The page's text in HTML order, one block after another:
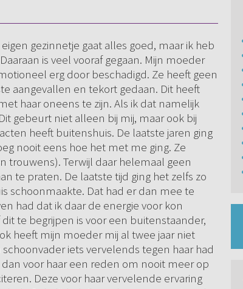
gezinnetje gaat alles goed, maar ik heb
is veel vooraf gegaan. Mijn moeder
erg door beschadigd. Ze heeft geen
aangevallen en tekort gedaan. Dit heeft
haar oneens te zijn. Als ik dat namelijk
gebeurt niet alleen bij mij, maar ook bij
heeft buitenshuis. De laatste jaren ging
nooit eens hoe het met me ging. Ze
trouwens). Terwijl daar helemaal geen
te praten. De laatste tijd ging het zelfs zo
schoonmaakte. Dat had er dan mee te
had dat ik daar de energie voor kon
te begrijpen is voor een buitenstaander,
heeft mijn moeder mij al twee jaar niet
iets vervelends tegen haar had
voor haar een reden om nooit meer op
Deze voor haar vervelende ervaring